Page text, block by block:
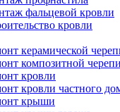
фальцевой кровли
кровли
керамической
композитной
кровли
кровли частного
крыши